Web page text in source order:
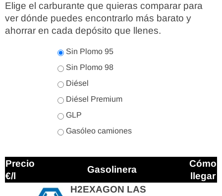
Elige el carburante que quieras comparar para
ver dónde puedes encontrarlo más barato y
ahorrar en cada depósito que llenes.
Sin Plomo 95
Sin Plomo 98
Diésel
Diésel Premium
GLP
Gasóleo camiones
Precio
€/l
Gasolinera
Cómo
llegar
H2EXAGON LAS